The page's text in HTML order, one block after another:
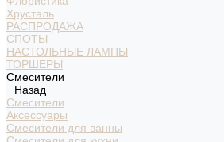
Хрусталь
РАСПРОДАЖА
СПОТЫ
НАСТОЛЬНЫЕ ЛАМПЫ
ТОРШЕРЫ
Смесители
Назад
Смесители
Аксессуары
Смесители для ванны